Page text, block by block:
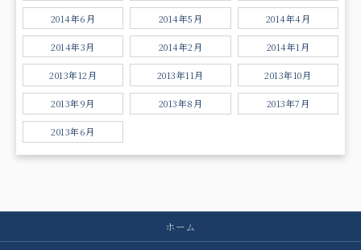
2014年6月 2014年5月 2014年4月
2014年3月 2014年2月 2014年1月
2013年12月 2013年11月 2013年10月
2013年9月 2013年8月 2013年7月
2013年6月
ホーム